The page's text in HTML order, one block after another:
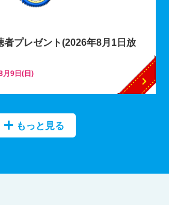
者プレゼント(2026年8月1日放
月9日(日)
もっと見る